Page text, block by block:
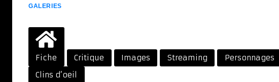
GALERIES
Fiche Critique Images Streaming Personnages
Clins d’oeil